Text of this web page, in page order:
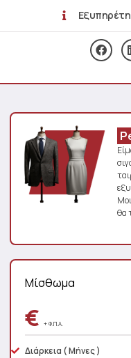
θα
Μίσθωμα
€+ Φ.Π.Α.
Διάρκεια ( Μήνες )